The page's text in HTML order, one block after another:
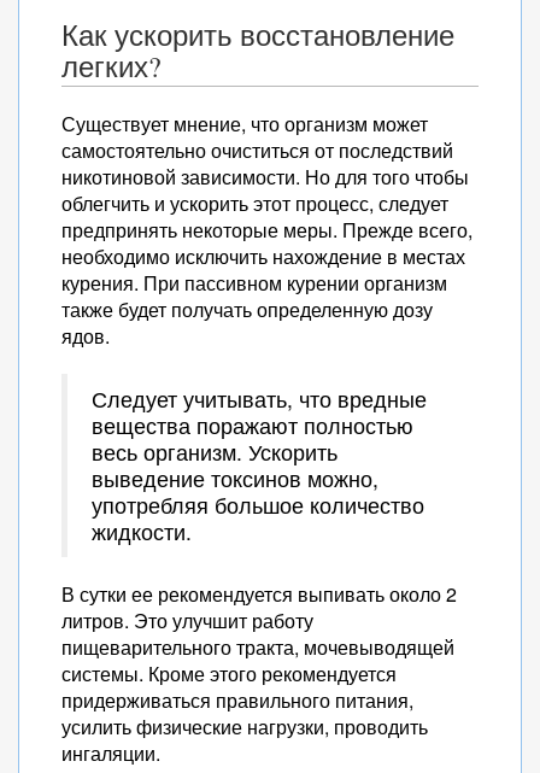
Как ускорить восстановление
легких?
Существует мнение, что организм может
самостоятельно очиститься от последствий
никотиновой зависимости. Но для того чтобы
облегчить и ускорить этот процесс, следует
предпринять некоторые меры. Прежде всего,
необходимо исключить нахождение в местах
курения. При пассивном курении организм
также будет получать определенную дозу
ядов.
Следует учитывать, что вредные
вещества поражают полностью
весь организм. Ускорить
выведение токсинов можно,
употребляя большое количество
жидкости.
В сутки ее рекомендуется выпивать около 2
литров. Это улучшит работу
пищеварительного тракта, мочевыводящей
системы. Кроме этого рекомендуется
придерживаться правильного питания,
усилить физические нагрузки, проводить
ингаляции.